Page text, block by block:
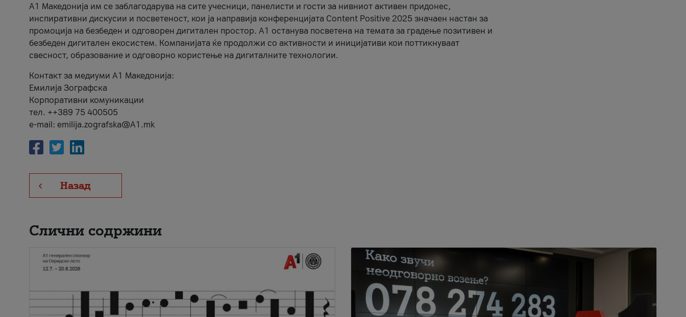
А1 Македонија им се заблагодарува на сите учесници, панелисти и гости за нивниот активен придонес,
инспиративни дискусии и посветеност, кои ја направија конференцијата Content Positive 2025 значаен настан за
промоција на безбеден и одговорен дигитален простор. А1 останува посветена на темата за градење позитивен и
безбеден дигитален екосистем. Компанијата ќе продолжи со активности и иницијативи кои поттикнуваат
свесност, образование и одговорно користење на дигиталните технологии.
Контакт за медиуми А1 Македонија:
Емилија Зографска
Корпоративни комуникации
тел. ++389 75 400505
e-mail: emilija.zografska@A1.mk
Назад
Слични содржини